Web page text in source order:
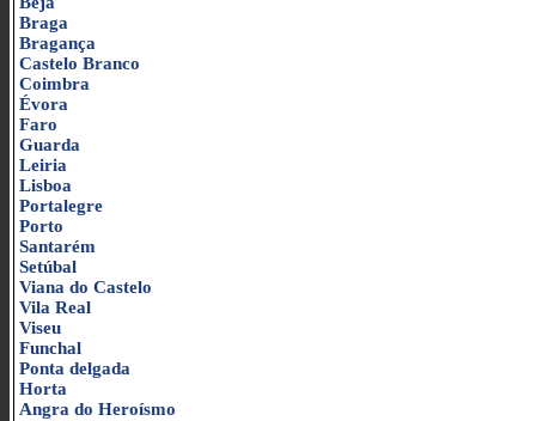
Braga
Bragança
Castelo Branco
Coimbra
Évora
Faro
Guarda
Leiria
Lisboa
Portalegre
Porto
Santarém
Setúbal
Viana do Castelo
Vila Real
Viseu
Funchal
Ponta delgada
Horta
Angra do Heroísmo